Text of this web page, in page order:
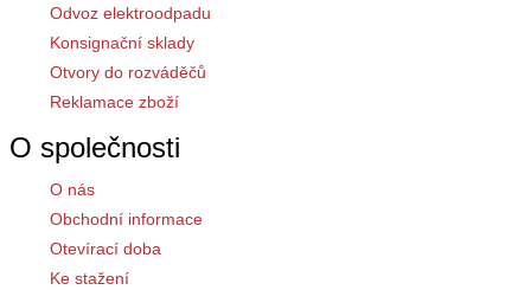
Odvoz elektroodpadu
Konsignační sklady
Otvory do rozváděčů
Reklamace zboží
O společnosti
O nás
Obchodní informace
Otevírací doba
Ke stažení